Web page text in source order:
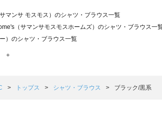
マンサ モスモス）のシャツ・ブラウス一覧
（サマンサモスモスホームズ）のシャツ・ブラウス一
）のシャツ・ブラウス一覧
Mos2（ツハルバイサマンサモスモス）のシャツ・ブラ
（サマンサモスモス ラーゴム）のシャツ・ブラウス一覧
＋
トップス シャツ・ブラウス ブラック/黒系